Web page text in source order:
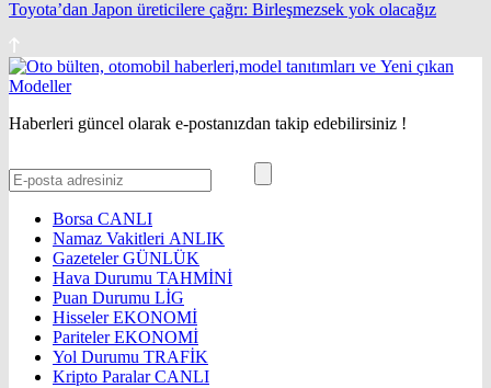
Toyota’dan Japon üreticilere çağrı: Birleşmezsek yok olacağız
Haberleri güncel olarak e-postanızdan takip edebilirsiniz !
Borsa CANLI
Namaz Vakitleri ANLIK
GazetelerGÜNLÜK
Hava Durumu TAHMİNİ
Puan Durumu LİG
HisselerEKONOMİ
ParitelerEKONOMİ
Yol Durumu TRAFİK
Kripto ParalarCANLI